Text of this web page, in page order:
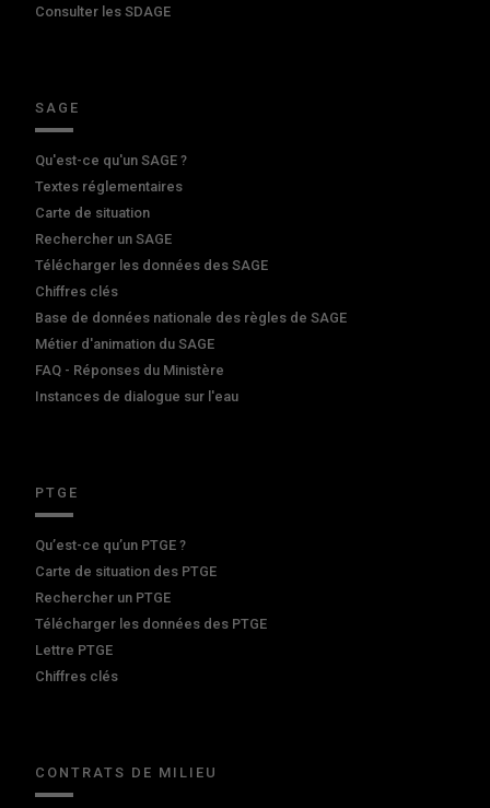
Consulter les SDAGE
SAGE
Qu'est-ce qu'un SAGE ?
Textes réglementaires
Carte de situation
Rechercher un SAGE
Télécharger les données des SAGE
Chiffres clés
Base de données nationale des règles de SAGE
Métier d'animation du SAGE
FAQ - Réponses du Ministère
Instances de dialogue sur l'eau
PTGE
Qu’est-ce qu’un PTGE ?
Carte de situation des PTGE
Rechercher un PTGE
Télécharger les données des PTGE
Lettre PTGE
Chiffres clés
CONTRATS DE MILIEU